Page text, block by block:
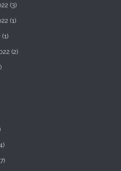
(3)
(1)
(1)
(2)